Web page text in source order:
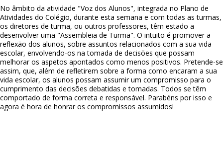
No âmbito da atividade "Voz dos Alunos", integrada no Plano de
Atividades do Colégio, durante esta semana e com todas as turmas,
os diretores de turma, ou outros professores, têm estado a
desenvolver uma "Assembleia de Turma". O intuito é promover a
reflexão dos alunos, sobre assuntos relacionados com a sua vida
escolar, envolvendo-os na tomada de decisões que possam
melhorar os aspetos apontados como menos positivos. Pretende-se
assim, que, além de refletirem sobre a forma como encaram a sua
vida escolar, os alunos possam assumir um compromisso para o
cumprimento das decisões debatidas e tomadas. Todos se têm
comportado de forma correta e responsável. Parabéns por isso e
agora é hora de honrar os compromissos assumidos!